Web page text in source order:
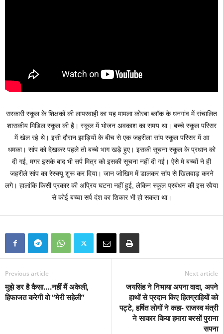
सरकारी स्कूल के शिक्षकों की लापरवाही का यह मामला कोरबा ब्लॉक के धनगांव में संचालित
शासकीय मिडिल स्कूल की है। स्कूल में भोजन अवकाश का समय था। बच्चे स्कूल परिसर
में खेल रहे थे। इसी दौरान झाड़ियों के बीच से एक जहरीला सांप स्कूल परिसर में आ
धमका। सांप को देखकर पहले तो बच्चे भाग खड़े हुए। इसकी सूचना स्कूल के प्रधान को
दी गई, मगर इसके बाद भी सर्प मित्र को इसकी सूचना नहीं दी गई। ऐसे मे बच्चों ने ही
जहरीले सांप का रेस्क्यू शुरू कर दिया। जान जोखिम में डालकर सांप से खिलवाड़ करने
लगे। हालांकि किसी प्रकार की अप्रिय घटना नहीं हुई, लेकिन स्कूल प्रबंधन की इस रवैया
से कोई बच्चा सर्प दंश का शिकार भी हो सकता था।
Previous article
मुझे डर है कैसा….नहीं मैं अकेली,
हिफाजत करेगी वो “मेरी सहेली”
Next article
जयसिंह ने निभाया अपना वादा, अपने
हाथों से प्रदान किए हितग्राहियों को
पट्टे, हर्षित लोगों ने कहा- राजस्व मंत्री
ने साकार किया हमारा बरसों पुराना
सपना